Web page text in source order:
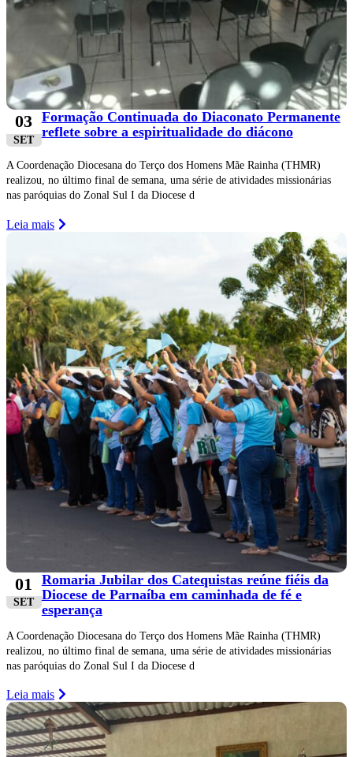
03
SET
Formação Continuada do Diaconato Permanente
reflete sobre a espiritualidade do diácono
A Coordenação Diocesana do Terço dos Homens Mãe Rainha (THMR)
realizou, no último final de semana, uma série de atividades missionárias
nas paróquias do Zonal Sul I da Diocese d
Leia mais
01
SET
Romaria Jubilar dos Catequistas reúne fiéis da
Diocese de Parnaíba em caminhada de fé e
esperança
A Coordenação Diocesana do Terço dos Homens Mãe Rainha (THMR)
realizou, no último final de semana, uma série de atividades missionárias
nas paróquias do Zonal Sul I da Diocese d
Leia mais